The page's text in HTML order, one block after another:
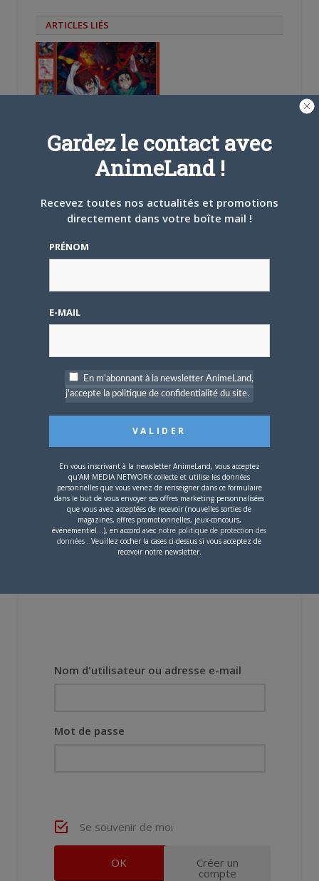
ARTICLES LIÉS
L’AnimeLand Hors-Série
– Spécial Posters est
Une nouvelle série TV
pour 2027
[Entretien] Mokochan : «
projet, il était déjà
demandé de suivre au
mieux le manga
originel.»
Vous devez vous connecterpour laisser un
Nom d'utilisateur ou adresse e-mail
Mot de passe
Se souvenir de moi
Créer un
compte
Gardez le contact avec
AnimeLand !
Recevez toutes nos actualités et promotions
directement dans votre boîte mail !
PRÉNOM
E-MAIL
En m'abonnant à la newsletter AnimeLand,
j'accepte la politique de confidentialité du site.
En vous inscrivant à la newsletter AnimeLand, vous acceptez
qu'AM MEDIA NETWORK collecte et utilise les données
personnelles que vous venez de renseigner dans ce formulaire
dans le but de vous envoyer ses offres marketing personnalisées
que vous avez acceptées de recevoir (nouvelles sorties de
magazines, offres promotionnelles, jeux-concours,
événementiel...), en accord avec notre politique de protection des
données . Veuillez cocher la cases ci-dessus si vous acceptez de
recevoir notre newsletter.